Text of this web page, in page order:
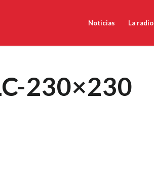
Noticias La radio
230×230